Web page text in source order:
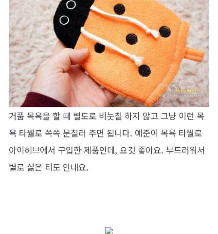
거품 목욕을 할 때 별도로 비눗칠 하지 않고 그냥 이런 목
욕 타월로 쓱쓱 문질러 주면 됩니다. 예준이 목욕 타월로
아이허브에서 구입한 제품인데, 요것 좋아요. 부드러워서
별로 싫은 티도 안내요.